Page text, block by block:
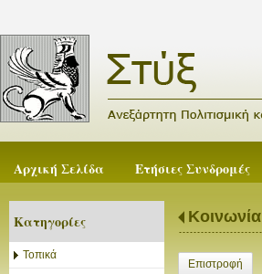
Αρχική Σελίδα Ετήσιες Συνδρομές
Κατηγορίες
Τοπικά
Κοινωνία
Επιστροφή